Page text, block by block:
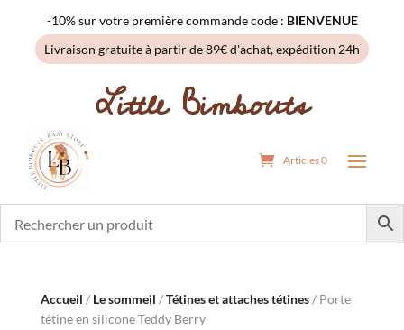
-10% sur votre première commande code : BIENVENUE
Livraison gratuite à partir de 89€ d'achat, expédition 24h
Little Bimbouts
Articles 0
Accueil / Le sommeil /Tétines et attaches tétines/ Porte
tétine en silicone Teddy Berry